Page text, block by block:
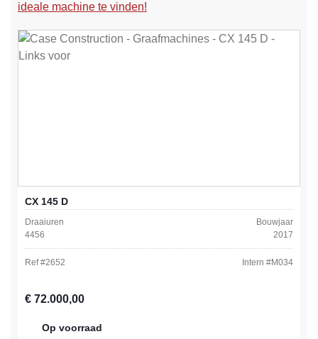
ideale machine te vinden!
CX 145 D
Draaiuren
4456
Bouwjaar
2017
Ref #2652 Intern #M034
Normale prijs:
€ 72.000,00
Op voorraad